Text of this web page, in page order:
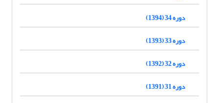
دوره 34 (1394)
دوره 33 (1393)
دوره 32 (1392)
دوره 31 (1391)